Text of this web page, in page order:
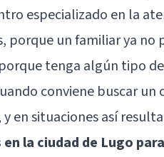
especializado en la
porque un familiar ya no
tenga algún tipo
conviene buscar
en situaciones así
la ciudad de Lugo